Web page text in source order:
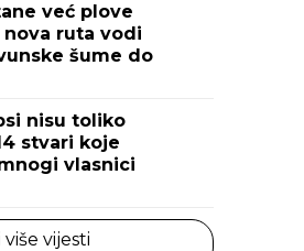
već plove
nova ruta vodi
šume do
nisu toliko
stvari koje
vlasnici
više vijesti